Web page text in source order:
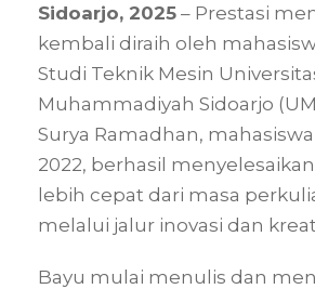
Sidoarjo, 2025 – Prestasi
kembali diraih oleh
Studi Teknik Mesin
Muhammadiyah Sidoarjo
Surya Ramadhan,
2022, berhasil
lebih cepat dari masa
melalui jalur inovasi dan
Bayu mulai menulis dan